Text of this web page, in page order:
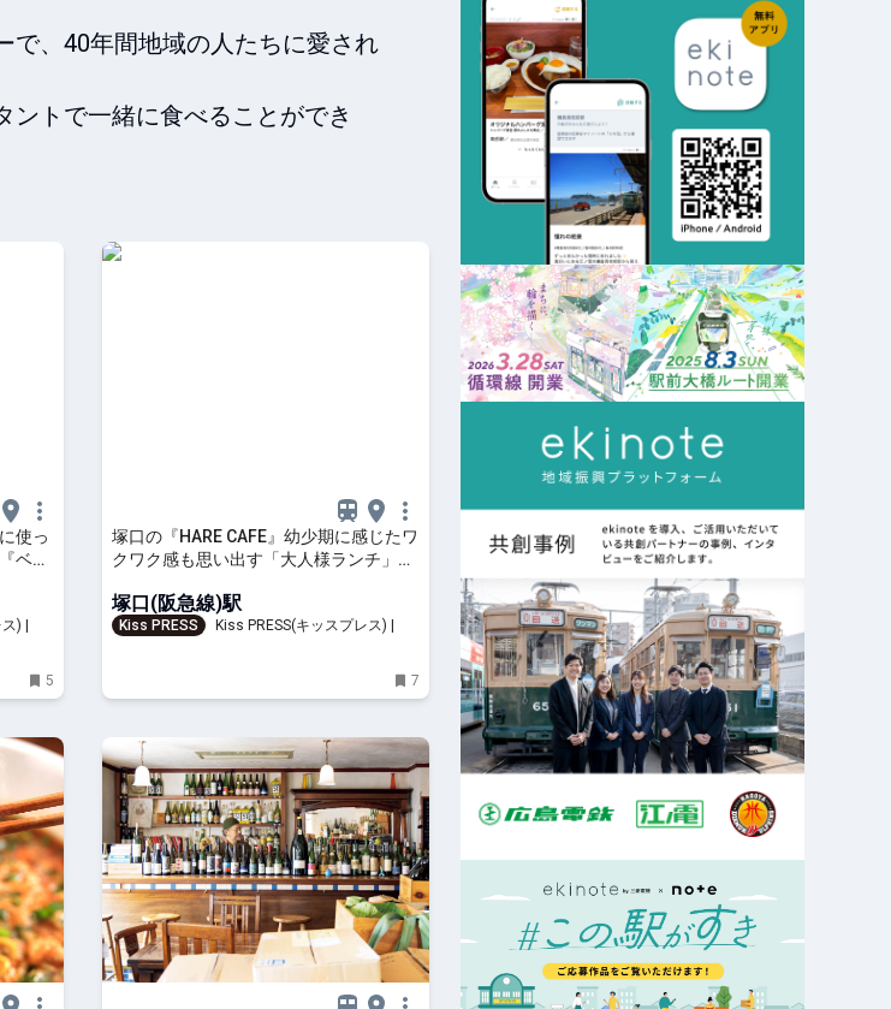
で、40年間地域の人たちに愛され
ントで一緒に食べることができ
使っ
ベル
) | 街
5
塚口の『HARE CAFE』幼少期に感じたワ
クワク感も思い出す「大人様ランチ」を
塚口(阪急線)駅
Kiss PRESS
Kiss PRESS(キッスプレス) | 街
7